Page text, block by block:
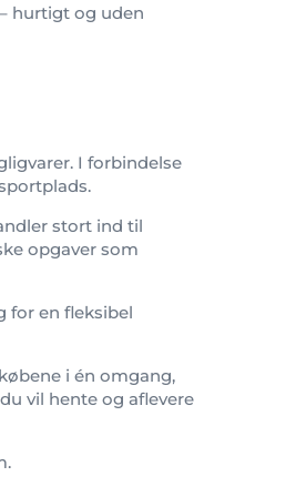
hurtigt og uden
I forbindelse
stort ind til
opgaver som
for en fleksibel
i én omgang,
vil hente og aflevere